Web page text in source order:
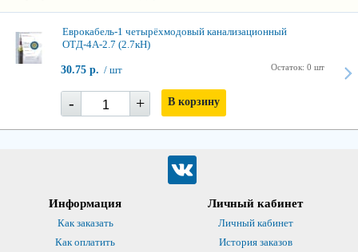
Еврокабель-1 четырёхмодовый канализационный
ОTД-4А-2.7 (2.7кН)
Остаток: 0 шт
30.75 р. / шт
- + В корзину
Информация
Как заказать
Как оплатить
Личный кабинет
Личный кабинет
История заказов